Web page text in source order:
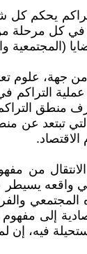
يحكم كل
في كل مرحلة
(المجتمعية
التراكم في
منطق
تبتعد عن
من
واقعه يسيطر
المجتمعي
إلى
فيه، إن